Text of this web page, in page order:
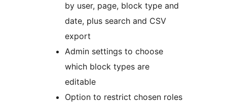
by user, page, block type and
date, plus search and CSV
export
Admin settings to choose
which block types are
editable
Option to restrict chosen roles